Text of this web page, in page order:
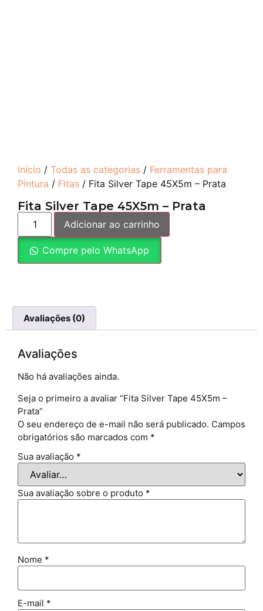
Início / Todas as categorias / Ferramentas para
Pintura / Fitas / Fita Silver Tape 45X5m – Prata
Fita Silver Tape 45X5m – Prata
Adicionar ao carrinho
Compre pelo WhatsApp
Avaliações (0)
Avaliações
Não há avaliações ainda.
Seja o primeiro a avaliar “Fita Silver Tape 45X5m –
Prata”
O seu endereço de e-mail não será publicado. Campos
obrigatórios são marcados com *
Sua avaliação *
Sua avaliação sobre o produto *
Nome *
E-mail *